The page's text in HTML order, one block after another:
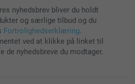
nyhedsbrev bliver du holdt
og særlige tilbud og du
Fortrolighedserklæring.
ved at klikke på linket til
de nyhedsbreve du modtager.